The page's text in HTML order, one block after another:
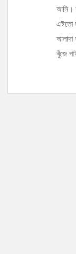
আসি।
এইতো
আলাদা
খুঁজে